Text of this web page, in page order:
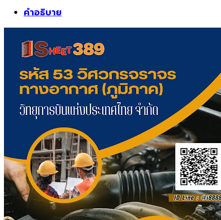
ข้อสอบ
วิศวกร
จราจร
ทาง
อากาศ
(ภูมิภาค)
วิทยุ
แห่ง
ประเทศไทย
จำกัด
ชิ้น
คำอธิบาย